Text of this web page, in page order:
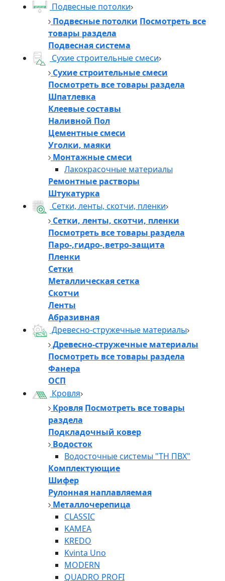
Подвесные потолки
Подвесные потолки Посмотреть все
товары раздела
Подвесная система
Сухие строительные смеси
Сухие строительные смеси
Посмотреть все товары раздела
Шпатлевка
Клеевые составы
Наливной Пол
Цементные смеси
Уголки, маяки
Монтажные смеси
Лакокрасочные материалы
Ремонтные растворы
Штукатурка
Сетки, ленты, скотчи, пленки
Сетки, ленты, скотчи, пленки
Посмотреть все товары раздела
Паро-,гидро-,ветро-защита
Пленки
Сетки
Металлическая сетка
Скотчи
Ленты
Абразивная
Древесно-стружечные материалы
Древесно-стружечные материалы
Посмотреть все товары раздела
Фанера
ОСП
Кровля
Кровля Посмотреть все товары
раздела
Подкладочный ковер
Водосток
Водосточные системы "ТН ПВХ"
Комплектующие
Шифер
Рулонная наплавляемая
Металлочерепица
CLASSIC
KAMEA
KREDO
Kvinta Uno
MODERN
QUADRO PROFI